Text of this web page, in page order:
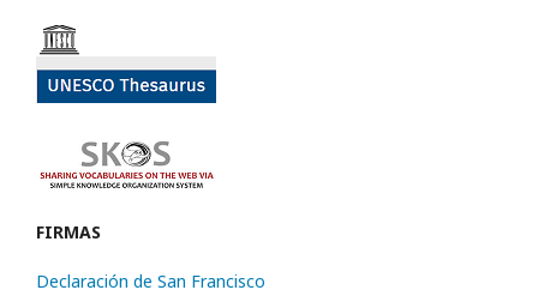
FIRMAS
Declaración de San Francisco